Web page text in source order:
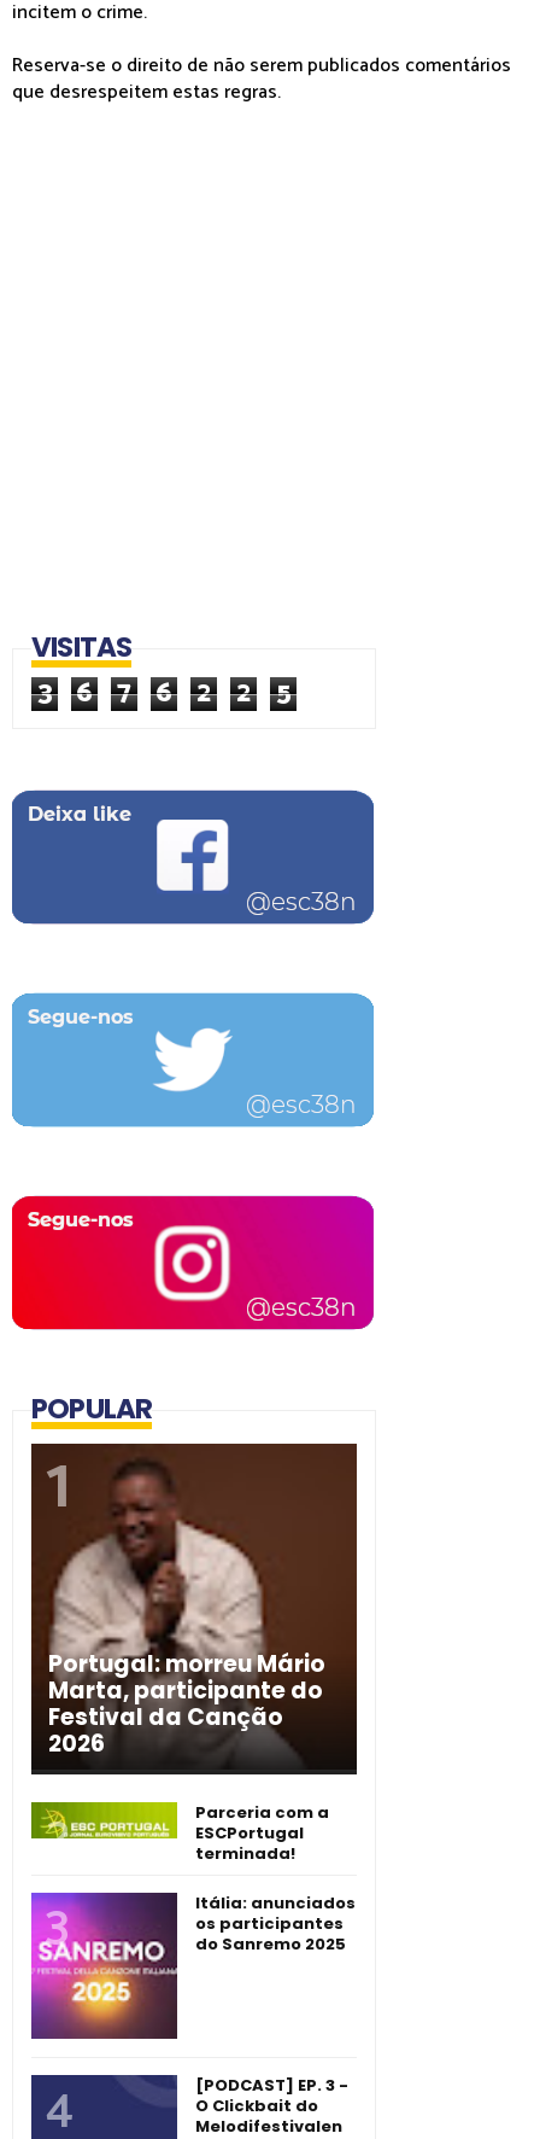
incitem o crime.
Reserva-se o direito de não serem publicados comentários
que desrespeitem estas regras.
VISITAS
3 6 7 6 2 2 5
POPULAR
Portugal: morreu Mário
Marta, participante do
Festival da Canção
2026
Parceria com a
ESCPortugal
terminada!
Itália: anunciados
os participantes
do Sanremo 2025
[PODCAST] EP. 3 -
O Clickbait do
Melodifestivalen